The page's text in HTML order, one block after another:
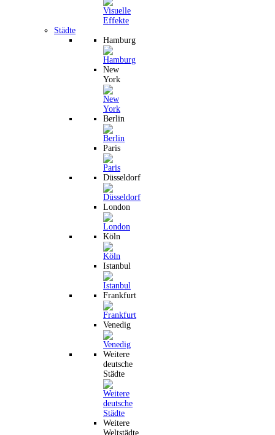
Städte
Hamburg
New
York
Berlin
Paris
Düsseldorf
London
Köln
Istanbul
Frankfurt
Venedig
Weitere
deutsche
Städte
Weitere
Weltstädte